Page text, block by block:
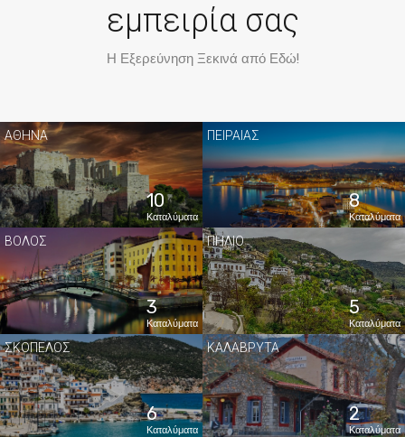
εμπειρία σας
Η Εξερεύνηση Ξεκινά από Εδώ!
ΑΘΗΝΑ
10
Καταλύματα
ΠΕΙΡΑΙΑΣ
8
Καταλύματα
ΒΟΛΟΣ
3
Καταλύματα
ΠΗΛΙΟ
5
Καταλύματα
ΣΚΟΠΕΛΟΣ
6
Καταλύματα
ΚΑΛΑΒΡΥΤΑ
2
Καταλύματα